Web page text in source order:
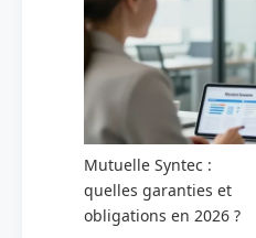
Mutuelle Syntec :
quelles garanties et
obligations en 2026 ?